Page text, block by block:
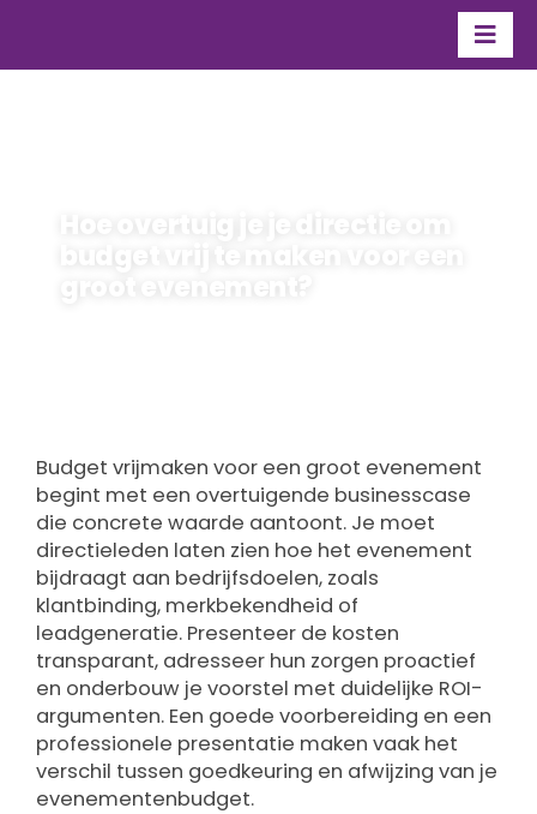
inhoud
Contact
Hoe overtuig je je directie om
budget vrij te maken voor een
groot evenement?
Budget vrijmaken voor een groot evenement
begint met een overtuigende businesscase
die concrete waarde aantoont. Je moet
directieleden laten zien hoe het evenement
bijdraagt aan bedrijfsdoelen, zoals
klantbinding, merkbekendheid of
leadgeneratie. Presenteer de kosten
transparant, adresseer hun zorgen proactief
en onderbouw je voorstel met duidelijke ROI-
argumenten. Een goede voorbereiding en een
professionele presentatie maken vaak het
verschil tussen goedkeuring en afwijzing van je
evenementenbudget.